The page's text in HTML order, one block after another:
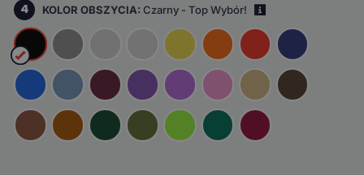
4 KOLOR OBSZYCIA:Czarny - Top Wybór!